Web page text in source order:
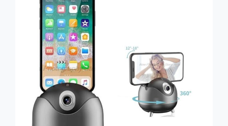
$149.835.
$97.393.